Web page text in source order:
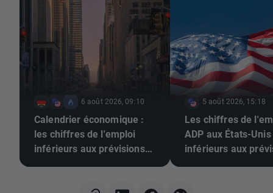
6 août 2026, 09:10
Calendrier économique :
les chiffres de l'emploi
inférieurs aux prévisions
5 août 2026, 15:18
Les chiffres de
ADP aux États-
inférieurs aux